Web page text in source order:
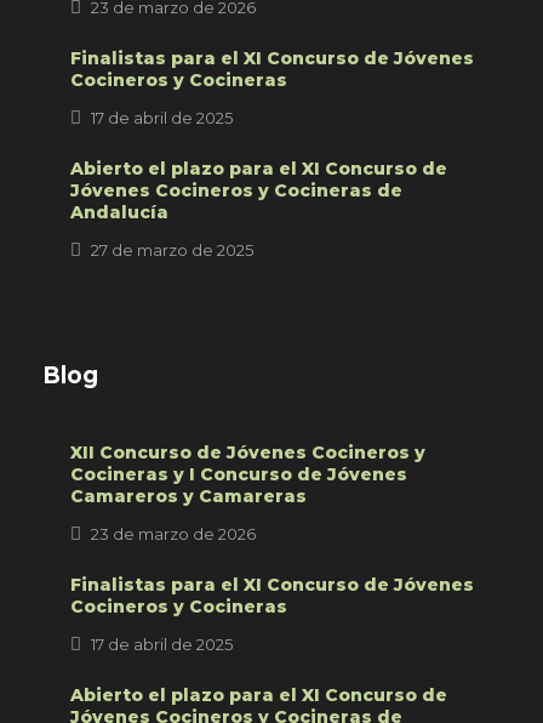
23 de marzo de 2026
Finalistas para el XI Concurso de Jóvenes
Cocineros y Cocineras
17 de abril de 2025
Abierto el plazo para el XI Concurso de
Jóvenes Cocineros y Cocineras de
Andalucía
27 de marzo de 2025
Blog
XII Concurso de Jóvenes Cocineros y
Cocineras y I Concurso de Jóvenes
Camareros y Camareras
23 de marzo de 2026
Finalistas para el XI Concurso de Jóvenes
Cocineros y Cocineras
17 de abril de 2025
Abierto el plazo para el XI Concurso de
Jóvenes Cocineros y Cocineras de